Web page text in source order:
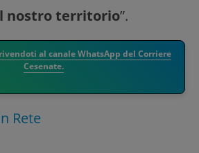
nostro territorio”.
al canale WhatsApp del Corriere
Cesenate.